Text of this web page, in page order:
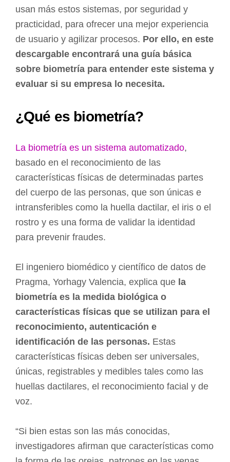
usan más estos sistemas, por seguridad y
practicidad, para ofrecer una mejor experiencia
de usuario y agilizar procesos. Por ello, en este
descargable encontrará una guía básica
sobre biometría para entender este sistema y
evaluar si su empresa lo necesita.
¿Qué es biometría?
La biometría es un sistema automatizado,
basado en el reconocimiento de las
características físicas de determinadas partes
del cuerpo de las personas, que son únicas e
intransferibles como la huella dactilar, el iris o el
rostro y es una forma de validar la identidad
para prevenir fraudes.
El ingeniero biomédico y científico de datos de
Pragma, Yorhagy Valencia, explica que la
biometría es la medida biológica o
características físicas que se utilizan para el
reconocimiento, autenticación e
identificación de las personas. Estas
características físicas deben ser universales,
únicas, registrables y medibles tales como las
huellas dactilares, el reconocimiento facial y de
voz.
“Si bien estas son las más conocidas,
investigadores afirman que características como